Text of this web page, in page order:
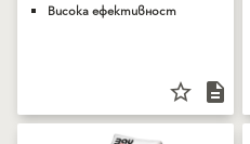
Висока ефективност
star_border description